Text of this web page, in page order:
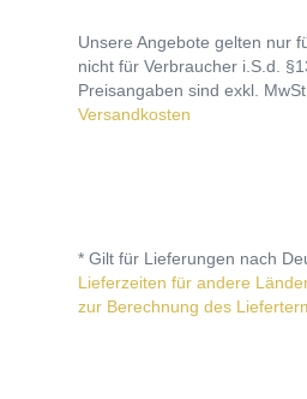
Unsere Angebote gelten nur
nicht für Verbraucher i.S.d.
Preisangaben sind exkl.
Versandkosten
* Gilt für Lieferungen nach
Lieferzeiten für andere
zur Berechnung des